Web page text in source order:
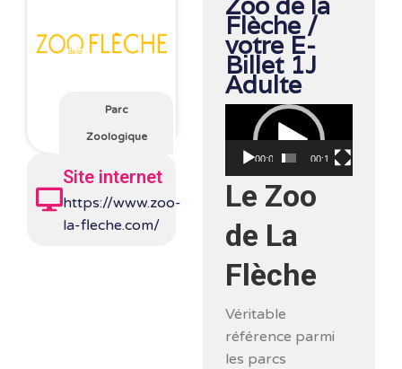
Parc
Zoologique
Site internet
https://www.zoo-
la-fleche.com/
Flèche /
votre E-
Billet 1J
Adulte
Lecteur
vidéo
00:00 00:15
Le Zoo
de La
Flèche
Véritable
référence parmi
les parcs